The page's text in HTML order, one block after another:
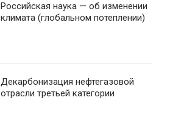
Российская наука — об изменении
климата (глобальном потеплении)
Декарбонизация нефтегазовой
отрасли третьей категории